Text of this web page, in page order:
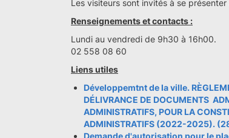
Les visiteurs sont invités à se
Renseignements et contacts :
Lundi au vendredi de 9h30 à 16h00.
02 558 08 60
Liens utiles
Développemtnt de la ville.
DÉLIVRANCE DE DOCUMENTS
ADMINISTRATIFS, POUR LA
ADMINISTRATIFS (2022-2025).
Demande d'autorisation pour le